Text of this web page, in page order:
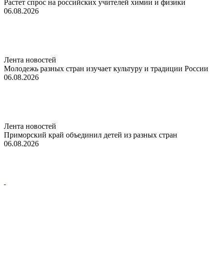
Растет спрос на российских учителей химии и физики
06.08.2026
Лента новостей
Молодежь разных стран изучает культуру и традиции России
06.08.2026
Лента новостей
Приморский край объединил детей из разных стран
06.08.2026